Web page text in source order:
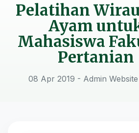
Pelatihan
Ayam
Mahasiswa
Pertanian
08 Apr 2019 - Admin Website